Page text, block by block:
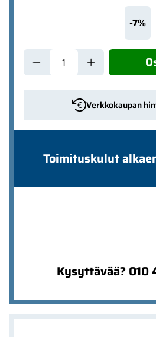
-7%
Verkkokaupan
Toimituskulut
Kysyttävää?